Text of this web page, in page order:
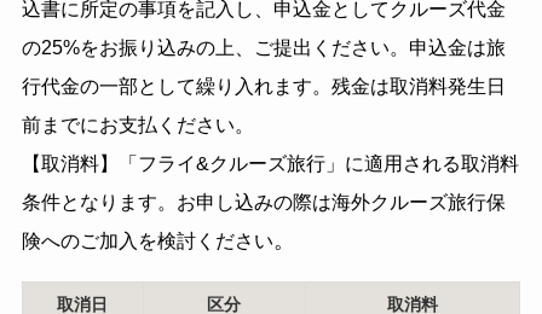
込書に所定の事項を記入し、申込金としてクルーズ代金
の25%をお振り込みの上、ご提出ください。申込金は旅
行代金の一部として繰り入れます。残金は取消料発生日
前までにお支払ください。
【取消料】「フライ&クルーズ旅行」に適用される取消料
条件となります。お申し込みの際は海外クルーズ旅行保
険へのご加入を検討ください。
取消日 区分 取消料